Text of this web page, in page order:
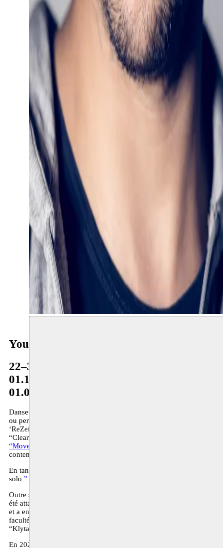
Youness Khoukhou
22–31.12.2023
01.12.2020–04.12.2001
01.01.2016–28.02.2018
Danseur, performeur et chorégraphe, Youness Khoukhou a étudié à
ou performeur aux performances ‘Primitive’ et ‘Evol’ de Claire
‘ReZeitung’ d’Anne Teresa De Keersmaeker. Il a collaboré et
“Clearing” de Louise Vanneste, “Elephant” de Bouchra Ouizgen et
“Move (on)”
contemporain Radouan Mriziga.
En tant que chorégraphe, il crée sa première performance
solo ” Noon “
Outre sa pratique en tant qu’artiste, il est également actif en tant
été attaché à la KASK School of Arts de Gand, à l’ISAC (Institut
et a encadré des projets au Maroc à Arabesque à Meknès et à
faculté de P.A.R.T.S. et a travaillé comme consultant
“Klytaimnḗstra in Elefsina”.
En 2023, il développe la performance